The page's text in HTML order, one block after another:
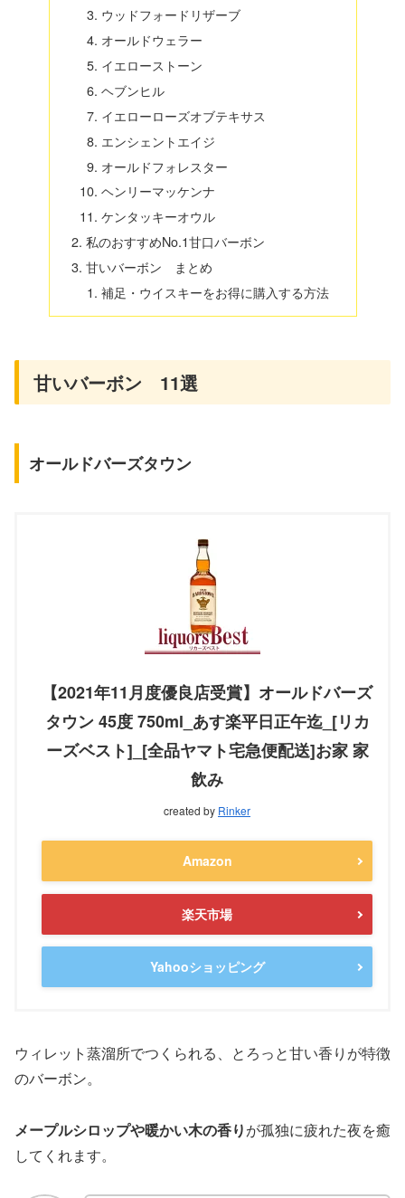
ウッドフォードリザーブ
オールドウェラー
イエローストーン
ヘブンヒル
イエローローズオブテキサス
エンシェントエイジ
オールドフォレスター
ヘンリーマッケンナ
ケンタッキーオウル
私のおすすめNo.1甘口バーボン
甘いバーボン まとめ
補足・ウイスキーをお得に購入する方法
甘いバーボン 11選
オールドバーズタウン
【2021年11月度優良店受賞】オールドバーズ
タウン 45度 750ml_あす楽平日正午迄_[リカ
ーズベスト]_[全品ヤマト宅急便配送]お家 家
飲み
created by Rinker
Amazon
楽天市場
Yahooショッピング
ウィレット蒸溜所でつくられる、とろっと甘い香りが特徴
のバーボン。
メープルシロップや暖かい木の香りが孤独に疲れた夜を癒
してくれます。